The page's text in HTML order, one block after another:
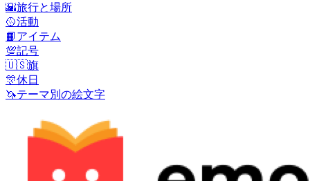
🌇旅行と場所
🥎活動
📙 アイテム
💯記号
🇺🇸旗
🎊休日
🦄テーマ別の絵文字